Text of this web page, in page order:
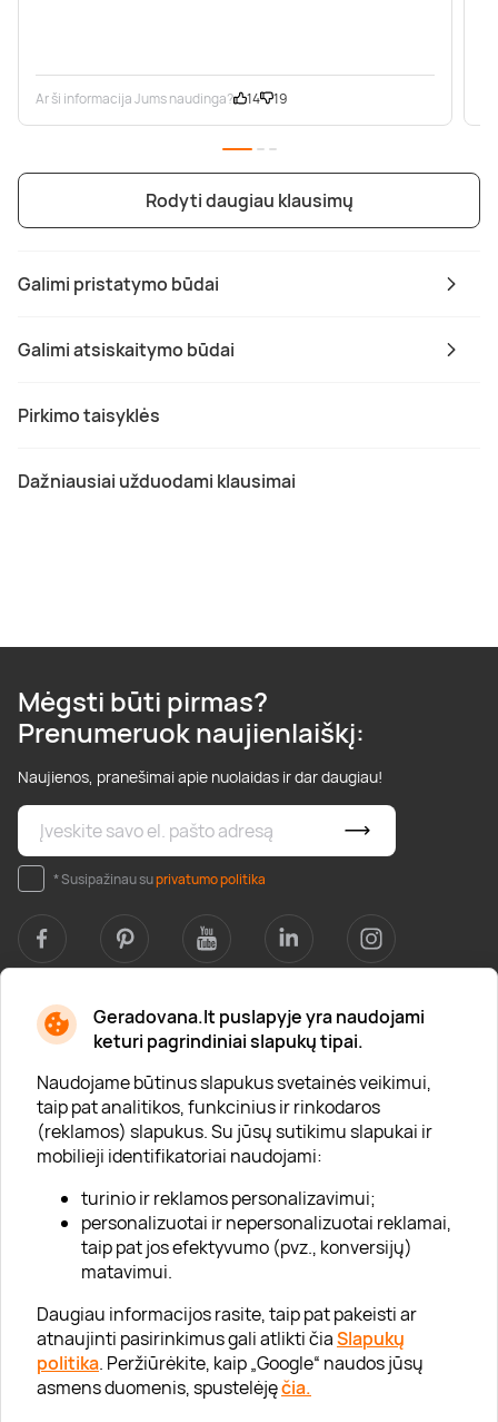
Geradovana.lt puslapyje yra naudojami
keturi pagrindiniai slapukų tipai.
Naudojame būtinus slapukus svetainės veikimui,
taip pat analitikos, funkcinius ir rinkodaros
(reklamos) slapukus. Su jūsų sutikimu slapukai ir
mobilieji identifikatoriai naudojami:
turinio ir reklamos personalizavimui;
personalizuotai ir nepersonalizuotai reklamai,
taip pat jos efektyvumo (pvz., konversijų)
matavimui.
Daugiau informacijos rasite, taip pat pakeisti ar
atnaujinti pasirinkimus gali atlikti čiaSlapukų
politika. Peržiūrėkite, kaip „Google“ naudos jūsų
asmens duomenis, spustelėjęčia.
Galimi pristatymo būdai
Galimi atsiskaitymo būdai
Pirkimo taisyklės
Dažniausiai užduodami klausimai
Ar ši informacija Jums naudinga? 14 19
Rodyti daugiau klausimų
Mėgsti būti pirmas?
Prenumeruok naujienlaiškį:
Naujienos, pranešimai apie nuolaidas ir dar daugiau!
* Susipažinau suprivatumo politika
Apie mus
Apie „Gera Dovana“
Lojalumo klubas
Karjera
Visi partneriai
Kontaktai
Tinklaraštis
Informacija